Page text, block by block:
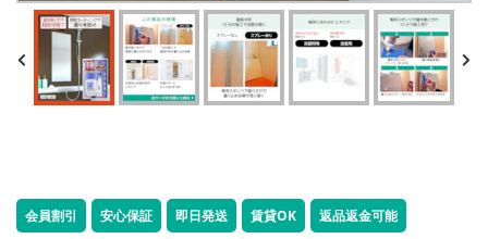
会員割引 安心保証 即日発送 賃貸OK 返品返金可能